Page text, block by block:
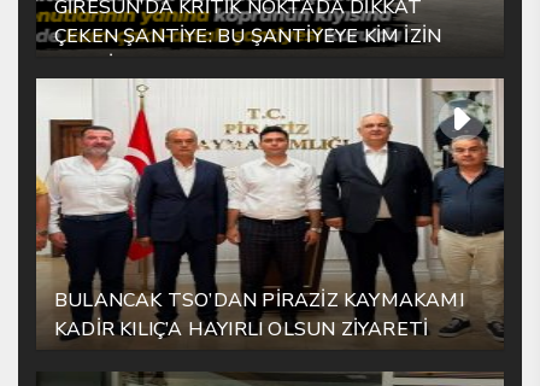
GİRESUN’DA KRİTİK NOKTADA DİKKAT
ÇEKEN ŞANTİYE: BU ŞANTİYEYE KİM İZİN
VERDİ?
BULANCAK TSO’DAN PİRAZİZ KAYMAKAMI
KADİR KILIÇ’A HAYIRLI OLSUN ZİYARETİ